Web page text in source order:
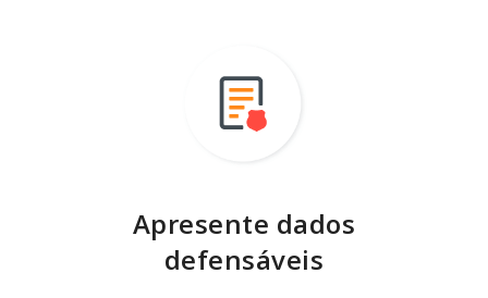
Apresente dados
defensáveis